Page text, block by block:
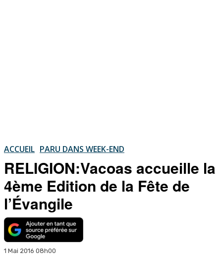
ACCUEIL PARU DANS WEEK-END
RELIGION:Vacoas accueille la
4ème Edition de la Fête de
l’Évangile
1 Mai 2016 08h00